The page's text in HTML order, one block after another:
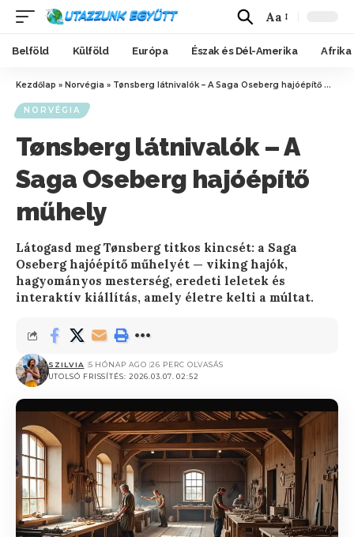
Aa
Belföld Külföld Európa Észak és Dél-Amerika Afrika
Kezdőlap » Norvégia » Tønsberg látnivalók – A Saga Oseberg hajóépítő műhely
NORVÉGIA
Tønsberg látnivalók – A
Saga Oseberg hajóépítő
műhely
Látogasd meg Tønsberg titkos kincsét: a Saga
Oseberg hajóépítő műhelyét — viking hajók,
hagyományos mesterség, eredeti leletek és
interaktív kiállítás, amely életre kelti a múltat.
UTOLSÓ FRISSÍTÉS: 2026.03.07. 02:52
SZILVIA 5 HÓNAP AGO 26 PERC OLVASÁS